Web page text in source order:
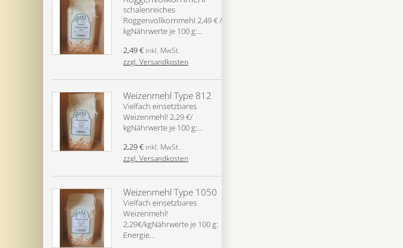
schalenreiches
Roggenvollkornmehl 2,49 € /
kgNährwerte je 100 g:...
2,49 € inkl. MwSt.
zzgl. Versandkosten
Weizenmehl Type 812
Vielfach einsetzbares
Weizenmehl! 2,29 €/
kgNährwerte je 100 g:...
2,29 € inkl. MwSt.
zzgl. Versandkosten
Weizenmehl Type 1050
Vielfach einsetzbares
Weizenmehl!
2,29€/kgNährwerte je 100 g:
Energie...